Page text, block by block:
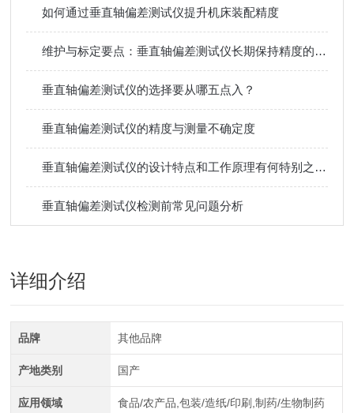
如何通过垂直轴偏差测试仪提升机床装配精度
维护与标定要点：垂直轴偏差测试仪长期保持精度的管理方法​
垂直轴偏差测试仪的选择要从哪五点入？
垂直轴偏差测试仪的精度与测量不确定度
垂直轴偏差测试仪的设计特点和工作原理有何特别之处？
垂直轴偏差测试仪检测前常见问题分析
详细介绍
品牌 其他品牌
产地类别 国产
应用领域 食品/农产品,包装/造纸/印刷,制药/生物制药